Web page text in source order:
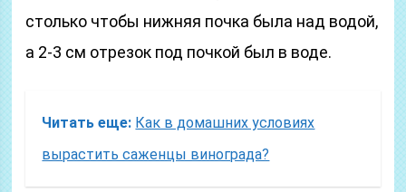
столько чтобы нижняя почка была над водой,
а 2-3 см отрезок под почкой был в воде.
Читать еще: Как в домашних условиях
вырастить саженцы винограда?